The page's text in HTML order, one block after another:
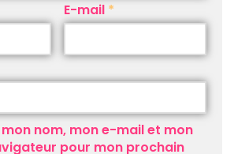
E-mail *
nom, mon e-mail et mon
pour mon prochain